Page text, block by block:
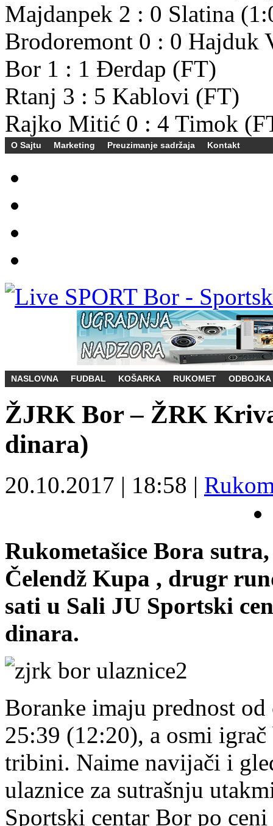
Majdanpek 2 : 0 Slatina
Brodoremont 0 : 0 Hajduk
Bor 1 : 1 Đerdap (FT)
Rtanj 3 : 5 Kablovi (FT)
Rajko Mitić 0 : 4 Timok
O Sajtu Marketing Preuzimanje sadržaja Kontakt
NASLOVNA FUDBAL KOŠARKA RUKOMET ODBOJKA
ŽJRK Bor – ŽRK
dinara)
20.10.2017 | 18:58 |
Rukometašice Bora
Čelendž Kupa , drugr
sati u Sali JU Sportski
dinara.
Boranke imaju prednost
25:39 (12:20), a osmi
tribini. Naime navijači i
ulaznice za sutrašnju
Sportski centar Bor po